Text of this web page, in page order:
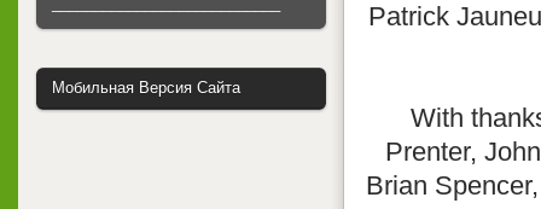
Patrick
With
Prenter,
Brian
Мобильная Версия Сайта